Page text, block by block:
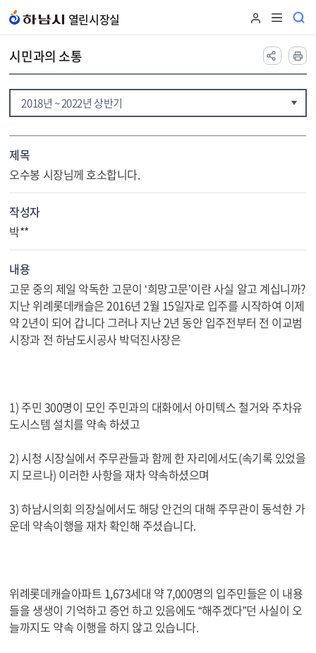
열린시장실
시민과의 소통
2018년 ~ 2022년 상반기
제목
오수봉 시장님께 호소합니다.
작성자
박**
내용
고문 중의 제일 악독한 고문이 ‘희망고문’이란 사실 알고 계십니까?
지난 위례롯데캐슬은 2016년 2월 15일자로 입주를 시작하여 이제
약 2년이 되어 갑니다 그러나 지난 2년 동안 입주전부터 전 이교범
시장과 전 하남도시공사 박덕진사장은
1) 주민 300명이 모인 주민과의 대화에서 아미텍스 철거와 주차유
도시스템 설치를 약속 하셨고
2) 시청 시장실에서 주무관들과 함께 한 자리에서도(속기록 있었을
지 모르나) 이러한 사항을 재차 약속하셨으며
3) 하남시의회 의장실에서도 해당 안건의 대해 주무관이 동석한 가
운데 약속이행을 재차 확인해 주셨습니다.
위례롯데캐슬아파트 1,673세대 약 7,000명의 입주민들은 이 내용
들을 생생이 기억하고 증언 하고 있음에도 “해주겠다”던 사실이 오
늘까지도 약속 이행을 하지 않고 있습니다.